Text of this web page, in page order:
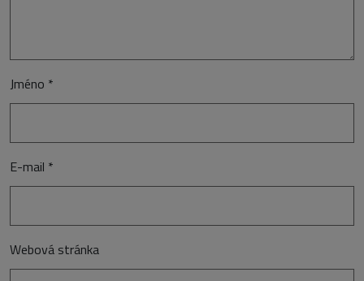
Jméno *
E-mail *
Webová stránka